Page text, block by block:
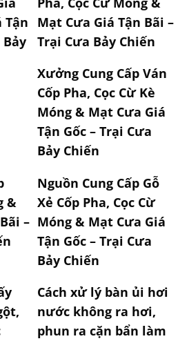
Tận
Mạt Cưa Giá Tận Bãi –
Trại Cưa Bảy Chiến
Xưởng Cung Cấp Ván
Cốp Pha, Cọc Cừ Kè
Móng & Mạt Cưa Giá
Tận Gốc – Trại Cưa
Bảy Chiến
&
–
Nguồn Cung Cấp Gỗ
Xẻ Cốp Pha, Cọc Cừ
Móng & Mạt Cưa Giá
Tận Gốc – Trại Cưa
Bảy Chiến
Cách xử lý bàn ủi hơi
nước không ra hơi,
phun ra cặn bẩn làm